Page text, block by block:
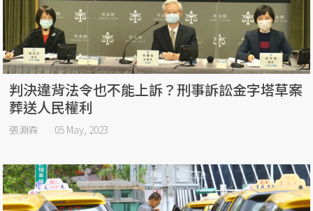
判決違背法令也不能上訴？刑事訴訟金字塔草案
葬送人民權利
張淵森 05 May, 2023